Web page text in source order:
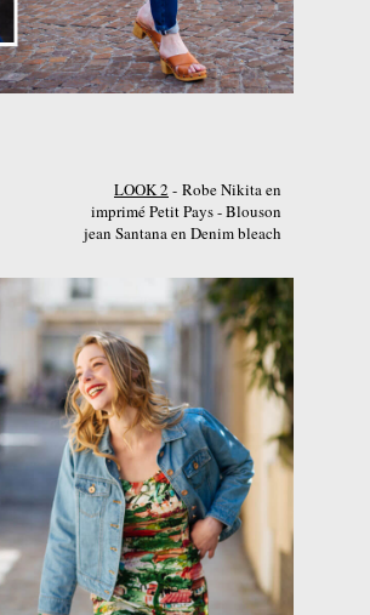
LOOK 2 - Robe Nikita en
imprimé Petit Pays - Blouson
jean Santana en Denim bleach